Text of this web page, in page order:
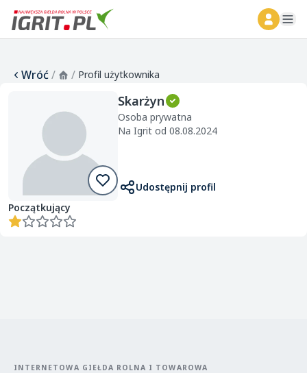
Wróć/ / Profil użytkownika
Skarżyn
Osoba prywatna
Na Igrit od 08.08.2024
Udostępnij profil
Początkujący
INTERNETOWA GIEŁDA ROLNA I TOWAROWA